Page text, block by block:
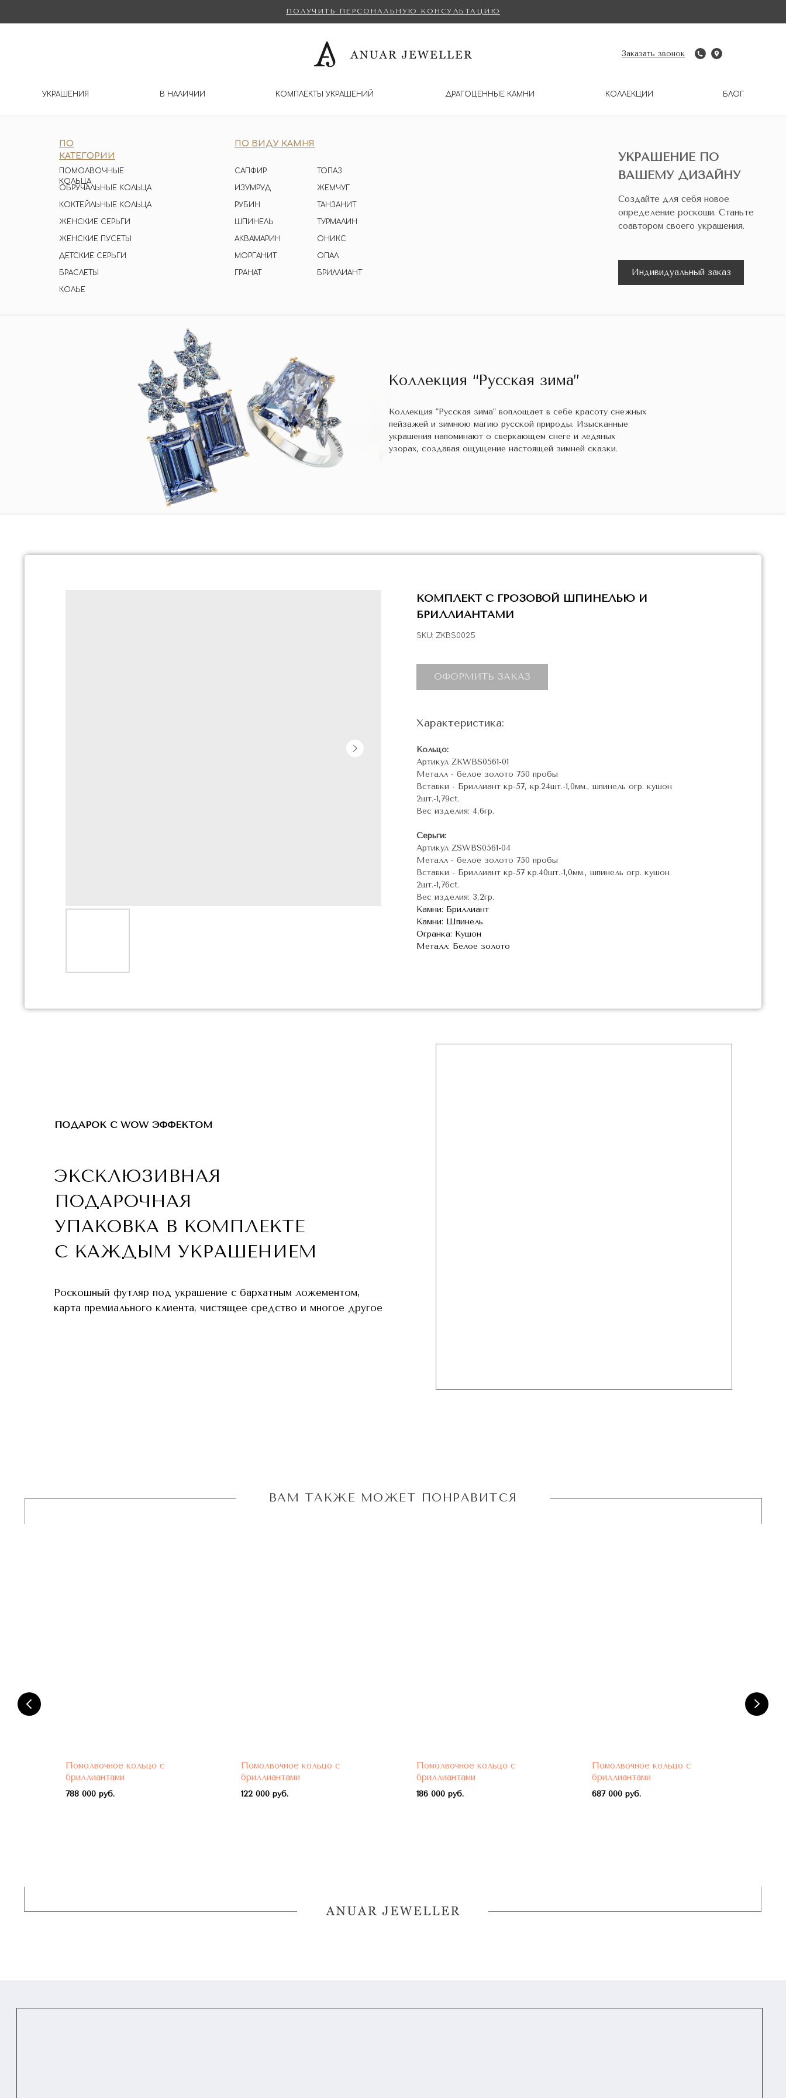
ДРАГОЦЕННЫЕ КАМНИ
УКРАШЕНИЯ КОМПЛЕКТЫ УКРАШЕНИЙ БЛОГ
КОЛЛЕКЦИИ
В НАЛИЧИИ
ПОЛУЧИТЬ ПЕРСОНАЛЬНУЮ КОНСУЛЬТАЦИЮ
Заказать звонок
ПО
КАТЕГОРИИ
ПОМОЛВОЧНЫЕ
КОЛЬЦА
ОБРУЧАЛЬНЫЕ КОЛЬЦА
ЖЕНСКИЕ СЕРЬГИ
КОКТЕЙЛЬНЫЕ КОЛЬЦА
ЖЕНСКИЕ ПУСЕТЫ
ДЕТСКИЕ СЕРЬГИ
БРАСЛЕТЫ
КОЛЬЕ
ПО ВИДУ КАМНЯ
САПФИР
ИЗУМРУД
ШПИНЕЛЬ
РУБИН
АКВАМАРИН
МОРГАНИТ
ГРАНАТ БРИЛЛИАНТ
ТОПАЗ
ЖЕМЧУГ
ТУРМАЛИН
ТАНЗАНИТ
ОНИКС
ОПАЛ
УКРАШЕНИЕ ПО
ВАШЕМУ ДИЗАЙНУ
Создайте для себя новое
определение роскоши. Станьте
соавтором своего украшения.
Индивидуальный заказ
Коллекция “Русская зима”
Коллекция "Русская зима" воплощает в себе красоту снежных
пейзажей и зимнюю магию русской природы. Изысканные
украшения напоминают о сверкающем снеге и ледяных
узорах, создавая ощущение настоящей зимней сказки.
КОМПЛЕКТ С ГРОЗОВОЙ ШПИНЕЛЬЮ И
БРИЛЛИАНТАМИ
SKU: ZKBS0025
ОФОРМИТЬ ЗАКАЗ
Характеристика:
Кольцо:
Артикул ZKWBS0561-01
Металл - белое золото 750 пробы
Вставки - Бриллиант кр-57, кр.24шт.-1,0мм., шпинель огр. кушон
2шт.-1,79ct.
Вес изделия: 4,6гр.
Серьги:
Артикул ZSWBS0561-04
Металл - белое золото 750 пробы
Вставки - Бриллиант кр-57 кр.40шт.-1,0мм., шпинель огр. кушон
2шт.-1,76ct.
Вес изделия: 3,2гр.
Камни: Бриллиант
Камни: Шпинель
Огранка: Кушон
Металл: Белое золото
ЭКСКЛЮЗИВНАЯ
ПОДАРОЧНАЯ
УПАКОВКА В КОМПЛЕКТЕ
С КАЖДЫМ УКРАШЕНИЕМ
Роскошный футляр под украшение с бархатным ложементом,
карта премиального клиента, чистящее средство и многое другое
ПОДАРОК С WOW ЭФФЕКТОМ
ВАМ ТАКЖЕ МОЖЕТ ПОНРАВИТСЯ
Помолвочное кольцо с
бриллиантами
788 000 руб.
Помолвочное кольцо с
бриллиантами
122 000 руб.
Помолвочное кольцо с
бриллиантами
186 000 руб.
Помолвочное кольцо с
бриллиантами
687 000 руб.